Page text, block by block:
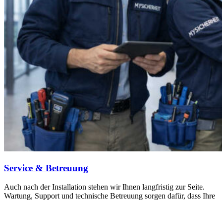
Service & Betreuung
Auch nach der Installation stehen wir Ihnen langfristig zur Seite.
Wartung, Support und technische Betreuung sorgen dafür, dass Ihre